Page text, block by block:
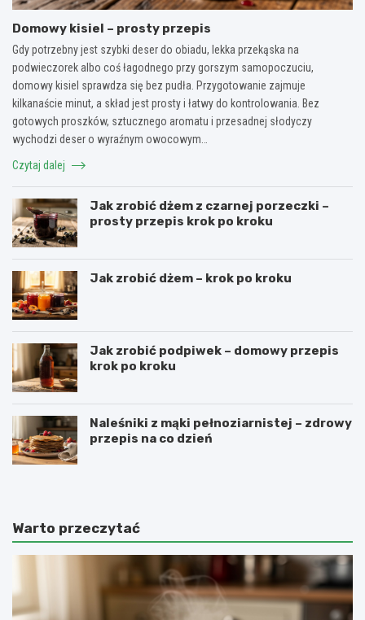
Domowy kisiel – prosty przepis
Gdy potrzebny jest szybki deser do obiadu, lekka przekąska na
podwieczorek albo coś łagodnego przy gorszym samopoczuciu,
domowy kisiel sprawdza się bez pudła. Przygotowanie zajmuje
kilkanaście minut, a skład jest prosty i łatwy do kontrolowania. Bez
gotowych proszków, sztucznego aromatu i przesadnej słodyczy
wychodzi deser o wyraźnym owocowym…
Czytaj dalej
Jak zrobić dżem z czarnej porzeczki –
prosty przepis krok po kroku
Jak zrobić dżem – krok po kroku
Jak zrobić podpiwek – domowy przepis
krok po kroku
Naleśniki z mąki pełnoziarnistej – zdrowy
przepis na co dzień
Warto przeczytać